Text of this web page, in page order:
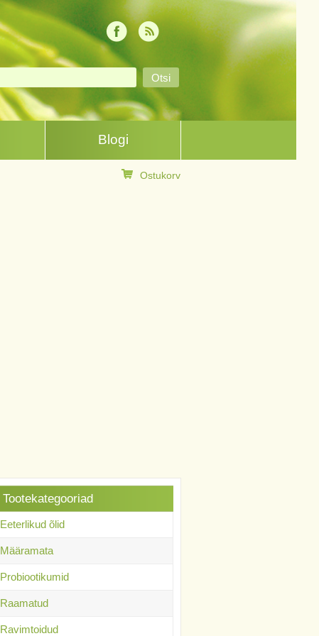
Blogi
Ostukorv
Tootekategooriad
Eeterlikud õlid
Määramata
Probiootikumid
Raamatud
Ravimtoidud